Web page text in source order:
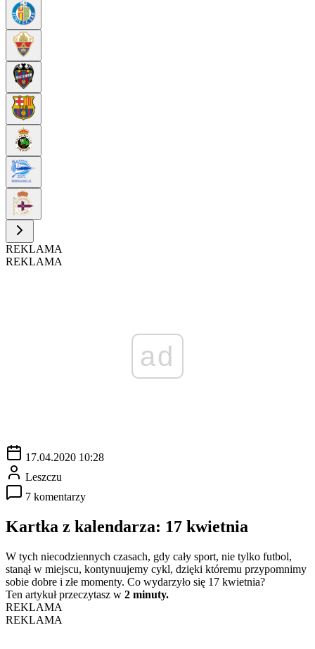
REKLAMA
REKLAMA
ad
17.04.2020 10:28
Leszczu
7 komentarzy
Kartka z kalendarza: 17 kwietnia
W tych niecodziennych czasach, gdy cały sport, nie tylko futbol,
stanął w miejscu, kontynuujemy cykl, dzięki któremu przypomnimy
sobie dobre i złe momenty. Co wydarzyło się 17 kwietnia?
Ten artykuł przeczytasz w 2 minuty.
REKLAMA
REKLAMA